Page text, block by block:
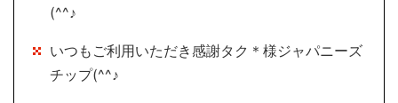
(^^♪
いつもご利用いただき感謝タク＊様ジャパニーズ
チップ(^^♪